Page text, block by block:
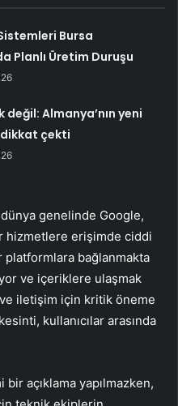
Bursa
Planlı Üretim Duruşu
Almanya’nın yeni
dikkat çekti
genelinde Google,
hizmetlere erişimde ciddi
platformlara bağlanmakta
ve içeriklere ulaşmak
iletişim için kritik öneme
kullanıcılar arasında
açıklama yapılmazken,